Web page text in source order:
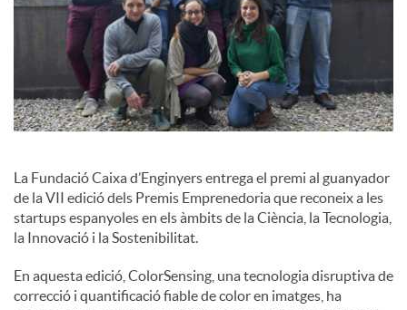
d
e
c
o
n
La Fundació Caixa d’Enginyers entrega el premi al guanyador
de la VII edició dels Premis Emprenedoria que reconeix a les
startups espanyoles en els àmbits de la Ciència, la Tecnologia,
la Innovació i la Sostenibilitat.
En aquesta edició, ColorSensing, una tecnologia disruptiva de
correcció i quantificació fiable de color en imatges, ha